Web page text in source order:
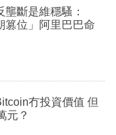
壟斷是維穩騷：
篡位」阿里巴巴命
冇投資價值 但
元？